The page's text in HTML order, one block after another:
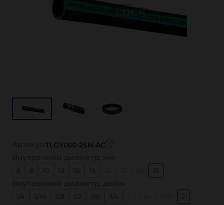
TLGY050-2SN-AC
6 8 16
5/16 3/8 5/8 3/4